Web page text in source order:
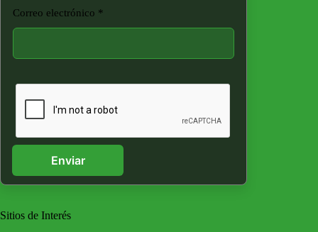
Correo electrónico *
Enviar
Sitios de Interés